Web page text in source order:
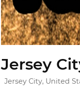
Jersey
Jersey City, United